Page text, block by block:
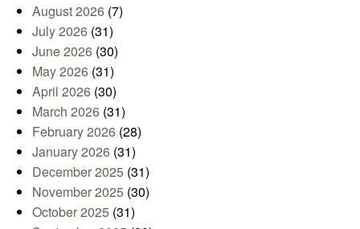
August 2026 (7)
July 2026 (31)
June 2026 (30)
May 2026 (31)
April 2026 (30)
March 2026 (31)
February 2026 (28)
January 2026 (31)
December 2025 (31)
November 2025 (30)
October 2025 (31)